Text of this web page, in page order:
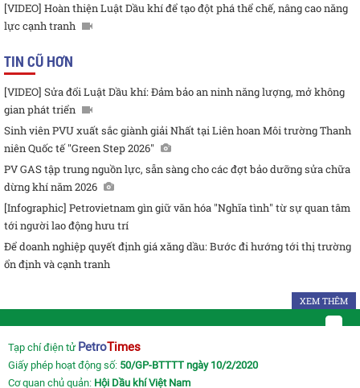
[VIDEO] Hoàn thiện Luật Dầu khí để tạo đột phá thể chế, nâng cao năng
lực cạnh tranh
TIN CŨ HƠN
[VIDEO] Sửa đổi Luật Dầu khí: Đảm bảo an ninh năng lượng, mở không
gian phát triển
Sinh viên PVU xuất sắc giành giải Nhất tại Liên hoan Môi trường Thanh
niên Quốc tế "Green Step 2026"
PV GAS tập trung nguồn lực, sẵn sàng cho các đợt bảo dưỡng sửa chữa
dừng khí năm 2026
[Infographic] Petrovietnam gìn giữ văn hóa "Nghĩa tình" từ sự quan tâm
tới người lao động hưu trí
Để doanh nghiệp quyết định giá xăng dầu: Bước đi hướng tới thị trường
ổn định và cạnh tranh
XEM THÊM
Tạp chí điện tử PetroTimes
Giấy phép hoạt động số: 50/GP-BTTTT ngày 10/2/2020
Cơ quan chủ quản: Hội Dầu khí Việt Nam